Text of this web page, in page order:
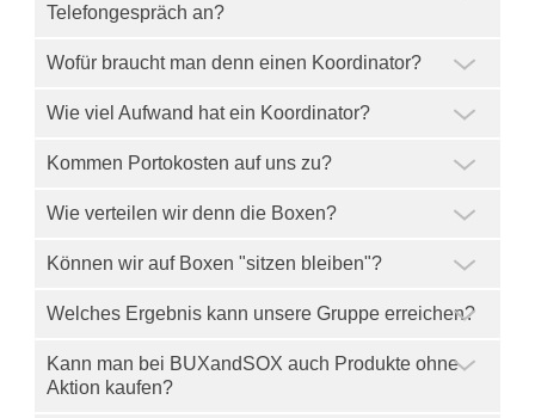
Telefongespräch an?
Wofür braucht man denn einen Koordinator?
Wie viel Aufwand hat ein Koordinator?
Kommen Portokosten auf uns zu?
Wie verteilen wir denn die Boxen?
Können wir auf Boxen "sitzen bleiben"?
Welches Ergebnis kann unsere Gruppe erreichen?
Kann man bei BUXandSOX auch Produkte ohne
Aktion kaufen?